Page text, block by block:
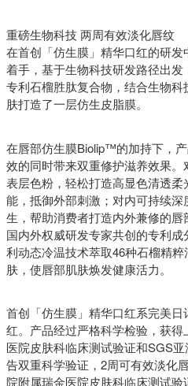
重磅生物科技 两周有效淡化唇纹
在首创「仿生膜」精华口红的研
着手，基于生物科技研发路径出
专利石榴胜肽复合物，结合生物
肤打造了一层仿生皮脂膜。
在唇部仿生膜Biolip™的加持下，
效的同时带来双重修护滋养效果
表层色粉，轻松打造高显色清透
能，抵御外部刺激；对内可持续
生，帮助消费者打造内外兼修的唇
国内外权威研发专家共创的专利
利动态冷温技术萃取46种石榴精
肤，使唇部肌肤焕发健康活力。
首创「仿生膜」精华口红系完美
红。产品经过严格科学检验，获
医院皮肤科临床测试验证和SGS
告双重科学验证，2周可有效淡化
院附属瑞金医院皮肤科临床测试